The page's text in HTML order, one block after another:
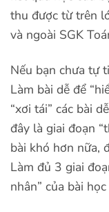
thu được từ trên
và ngoài SGK
Nếu bạn chưa tự
Làm bài dễ để
“xơi tái” các bài
đây là giai đoạn
bài khó hơn nữa,
Làm đủ 3 giai
nhân” của bài học